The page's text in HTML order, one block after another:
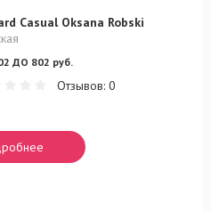
Casual Oksana Robski
ДО 802 руб.
Отзывов: 0